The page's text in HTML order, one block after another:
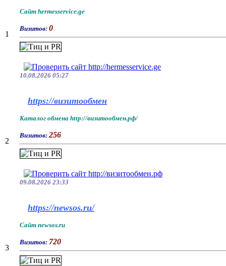
1
Сайт hermesservice.ge
Визитов: 0
10.08.2026 05:27
2
https://визитообмен
Каталог обмена http://визитообмен.рф/
Визитов: 256
09.08.2026 23:33
3
https://newsos.ru/
Сайт newsos.ru
Визитов: 720